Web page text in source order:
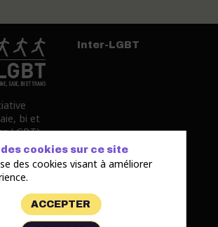
bi et
LGBT)
de la
Pride
en
Inter-LGBT
cookies sur ce site
des cookies visant à améliorer
ACCEPTER